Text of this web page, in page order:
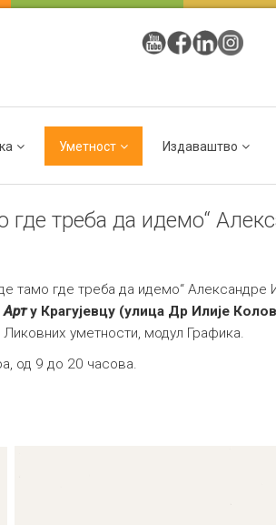
Уметност Издаваштво
треба да идемо“
тамо где треба да идемо“
Арту Крагујевцу (улица Др Илије
уметности, модул Графика.
од 9 до 20 часова.